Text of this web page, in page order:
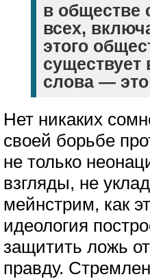
в обществе
всех,
этого
существует
слова —
Нет никаких
своей борьбе
не только
взгляды, не
мейнстрим, как
идеология
защитить ложь
правду.